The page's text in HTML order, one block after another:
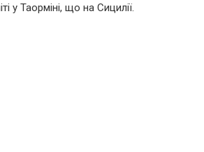
у Таорміні, що на Сицилії.